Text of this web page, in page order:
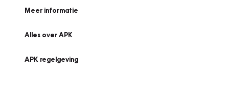
Meer informatie
Alles over APK
APK regelgeving